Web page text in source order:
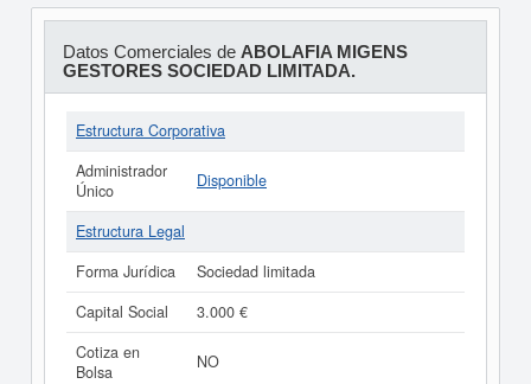
Datos Comerciales de ABOLAFIA MIGENS
GESTORES SOCIEDAD LIMITADA.
Estructura Corporativa
Administrador
Único
Disponible
Estructura Legal
Forma Jurídica
Sociedad limitada
Capital Social
3.000 €
Cotiza en
Bolsa
NO